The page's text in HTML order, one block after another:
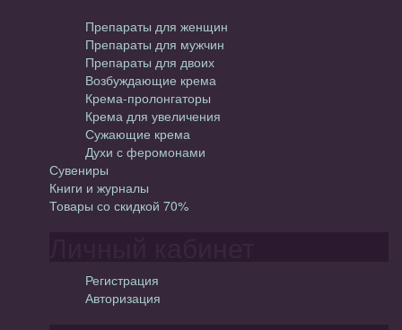
Препараты для женщин
Препараты для мужчин
Препараты для двоих
Возбуждающие крема
Крема-пролонгаторы
Крема для увеличения
Сужающие крема
Духи с феромонами
Сувениры
Книги и журналы
Товары со скидкой 70%
Регистрация
Авторизация